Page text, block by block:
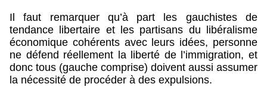
Il faut remarquer qu’à part les gauchistes de
tendance libertaire et les partisans du libéralisme
économique cohérents avec leurs idées, personne
ne défend réellement la liberté de l’immigration, et
donc tous (gauche comprise) doivent aussi assumer
la nécessité de procéder à des expulsions.